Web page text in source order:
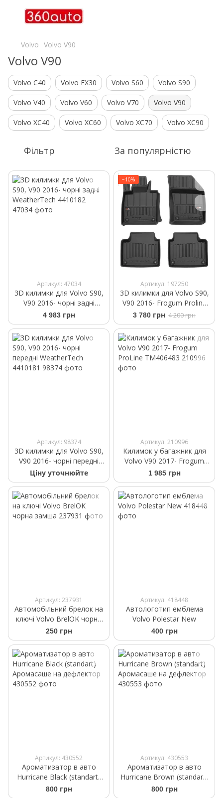
Volvo Volvo V90
Volvo V90
Volvo C40 Volvo EX30 Volvo S60 Volvo S90
Volvo V40 Volvo V60 Volvo V70 Volvo V90
Volvo XC40 Volvo XC60 Volvo XC70 Volvo XC90
Фільтр За популярністю
Артикул: 47034
3D килимки для Volvo S90,
V90 2016- чорні задні
WeatherTech 4410182
4 983 грн
−10%
Артикул: 197250
3D килимки для Volvo S90,
V90 2016- Frogum Proline
3D408081
3 780 грн 4 200 грн
Артикул: 98374
3D килимки для Volvo S90,
V90 2016- чорні передні
WeatherTech 4410181
Ціну уточнюйте
Артикул: 210996
Килимок у багажник для
Volvo V90 2017- Frogum
ProLine TM406483
1 985 грн
Артикул: 237931
Автомобільний брелок на
ключі Volvo BrelOK чорна
замша
250 грн
Артикул: 418448
Автологотип емблема
Volvo Polestar New
400 грн
Артикул: 430552
Ароматизатор в авто
Hurricane Black (standart)
Аромасаше на дефлектор
800 грн
Артикул: 430553
Ароматизатор в авто
Hurricane Brown (standart)
Аромасаше на дефлектор
800 грн